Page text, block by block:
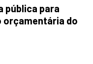
pública para
orçamentária do